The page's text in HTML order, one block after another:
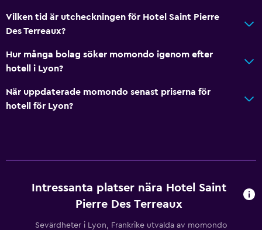
Vilken tid är utcheckningen för Hotel Saint Pierre
Des Terreaux?
Hur många bolag söker momondo igenom efter
hotell i Lyon?
När uppdaterade momondo senast priserna för
hotell för Lyon?
Intressanta platser nära Hotel Saint
Pierre Des Terreaux
Sevärdheter i Lyon, Frankrike utvalda av momondo